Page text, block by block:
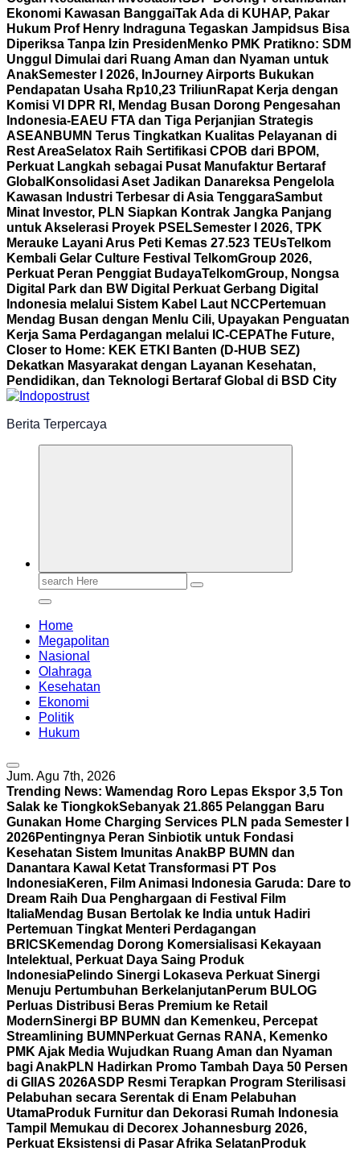
Ekonomi Kawasan BanggaiTak Ada di KUHAP, Pakar
Hukum Prof Henry Indraguna Tegaskan Jampidsus Bisa
Diperiksa Tanpa Izin Presiden Menko PMK Pratikno: SDM
Unggul Dimulai dari Ruang Aman dan Nyaman untuk
AnakSemester I 2026, InJourney Airports Bukukan
Pendapatan Usaha Rp10,23 Triliun Rapat Kerja dengan
Komisi VI DPR RI, Mendag Busan Dorong Pengesahan
Indonesia-EAEU FTA dan Tiga Perjanjian Strategis
ASEAN BUMN Terus Tingkatkan Kualitas Pelayanan di
Rest AreaSelatox Raih Sertifikasi CPOB dari BPOM,
Perkuat Langkah sebagai Pusat Manufaktur Bertaraf
Global Konsolidasi Aset Jadikan Danareksa Pengelola
Kawasan Industri Terbesar di Asia TenggaraSambut
Minat Investor, PLN Siapkan Kontrak Jangka Panjang
untuk Akselerasi Proyek PSELSemester I 2026, TPK
Merauke Layani Arus Peti Kemas 27.523 TEUsTelkom
Kembali Gelar Culture Festival TelkomGroup 2026,
Perkuat Peran Penggiat BudayaTelkomGroup, Nongsa
Digital Park dan BW Digital Perkuat Gerbang Digital
Indonesia melalui Sistem Kabel Laut NCC Pertemuan
Mendag Busan dengan Menlu Cili, Upayakan Penguatan
Kerja Sama Perdagangan melalui IC-CEPAThe Future,
Closer to Home: KEK ETKI Banten (D-HUB SEZ)
Dekatkan Masyarakat dengan Layanan Kesehatan,
Pendidikan, dan Teknologi Bertaraf Global di BSD City
Berita Terpercaya
Search
Home
Megapolitan
Nasional
Olahraga
Kesehatan
Ekonomi
Politik
Hukum
Jum. Agu 7th, 2026
Trending News: Wamendag Roro Lepas Ekspor 3,5 Ton
Salak ke TiongkokSebanyak 21.865 Pelanggan Baru
Gunakan Home Charging Services PLN pada Semester I
2026Pentingnya Peran Sinbiotik untuk Fondasi
Kesehatan Sistem Imunitas AnakBP BUMN dan
Danantara Kawal Ketat Transformasi PT Pos
IndonesiaKeren, Film Animasi Indonesia Garuda: Dare to
Dream Raih Dua Penghargaan di Festival Film
ItaliaMendag Busan Bertolak ke India untuk Hadiri
Pertemuan Tingkat Menteri Perdagangan
BRICS Kemendag Dorong Komersialisasi Kekayaan
Intelektual, Perkuat Daya Saing Produk
IndonesiaPelindo Sinergi Lokaseva Perkuat Sinergi
Menuju Pertumbuhan Berkelanjutan Perum BULOG
Perluas Distribusi Beras Premium ke Retail
ModernSinergi BP BUMN dan Kemenkeu, Percepat
Streamlining BUMN Perkuat Gernas RANA, Kemenko
PMK Ajak Media Wujudkan Ruang Aman dan Nyaman
bagi AnakPLN Hadirkan Promo Tambah Daya 50 Persen
di GIIAS 2026ASDP Resmi Terapkan Program Sterilisasi
Pelabuhan secara Serentak di Enam Pelabuhan
UtamaProduk Furnitur dan Dekorasi Rumah Indonesia
Tampil Memukau di Decorex Johannesburg 2026,
Perkuat Eksistensi di Pasar Afrika Selatan Produk